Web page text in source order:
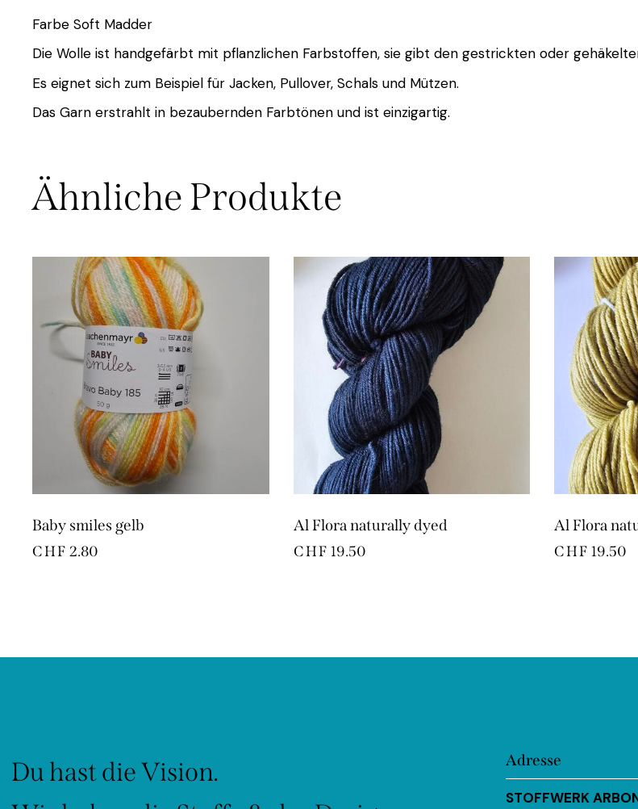
Farbe Soft Madder
Die Wolle ist handgefärbt mit pflanzlichen Farbstoffen, sie gibt den gestrickten oder
Es eignet sich zum Beispiel für Jacken, Pullover, Schals und Mützen.
Das Garn erstrahlt in bezaubernden Farbtönen und ist einzigartig.
Ähnliche Produkte
Baby smiles gelb
CHF 2.80
Al Flora naturally dyed
CHF 19.50
Al Flora
CHF 19.50
Du hast die Vision.
Adresse
STOFFWERK